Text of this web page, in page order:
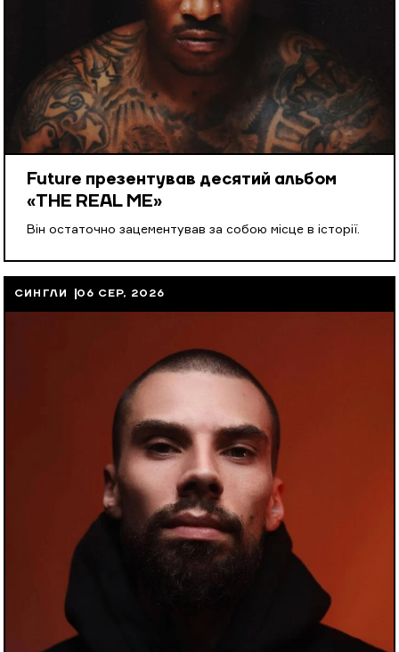
Future презентував десятий альбом
«THE REAL ME»
Він остаточно зацементував за собою місце в історії.
СИНГЛИ 06 СЕР, 2026